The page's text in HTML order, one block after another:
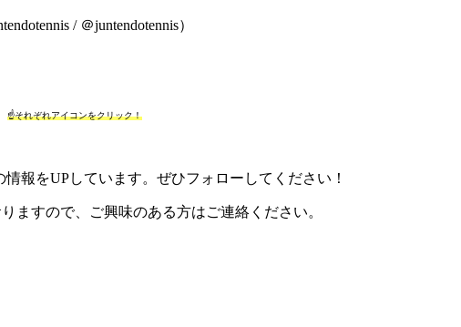
/ ＠juntendotennis）
☝それぞれアイコンをクリック！
報をUPしています。ぜひフォローしてください！
ますので、ご興味のある方はご連絡ください。